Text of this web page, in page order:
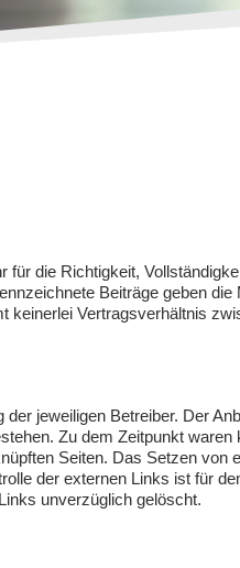
die Richtigkeit,
Beiträge geben die
keinerlei Vertragsverhältnis
jeweiligen Betreiber. Der
Zu dem Zeitpunkt
Seiten. Das Setzen von
der externen Links ist für
unverzüglich gelöscht.